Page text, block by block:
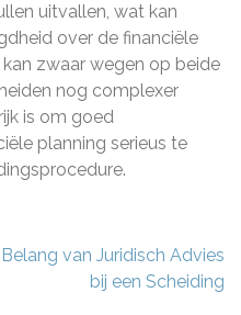
uitvallen, wat kan
over de financiële
zwaar wegen op beide
nog complexer
is om goed
planning serieus te
Belang van Juridisch Advies
bij een Scheiding